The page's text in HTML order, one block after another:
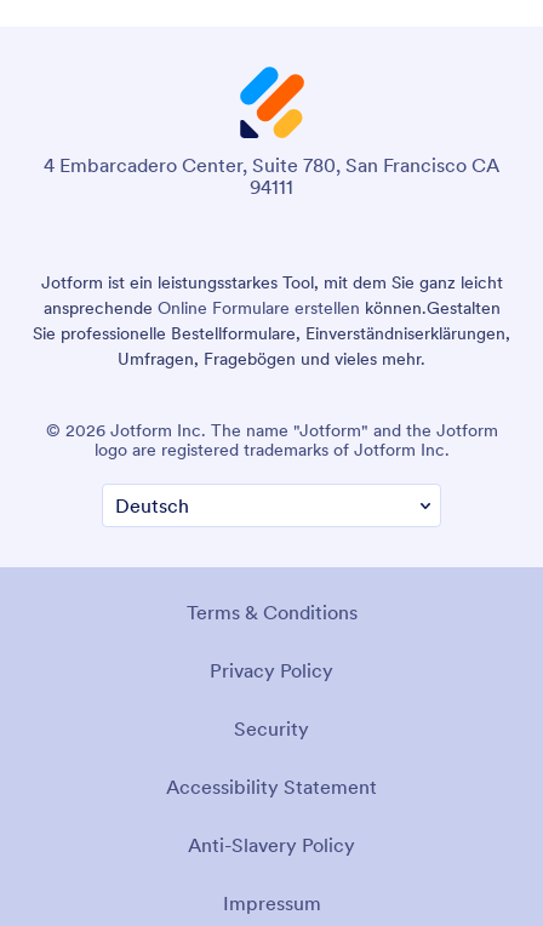
4 Embarcadero Center, Suite 780, San Francisco CA
94111
Jotform ist ein leistungsstarkes Tool, mit dem Sie ganz leicht
ansprechende Online Formulare erstellen können.Gestalten
Sie professionelle Bestellformulare, Einverständniserklärungen,
Umfragen, Fragebögen und vieles mehr.
© 2026 Jotform Inc. The name "Jotform" and the Jotform
logo are registered trademarks of Jotform Inc.
Terms & Conditions
Privacy Policy
Security
Accessibility Statement
Anti-Slavery Policy
Impressum